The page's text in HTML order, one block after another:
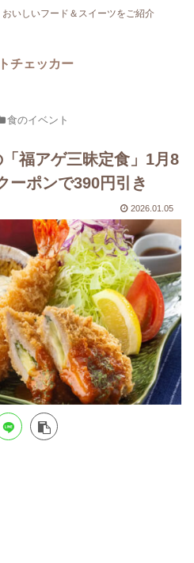
いしいフード＆スイーツをご紹介
チェッカー
食のイベント
福アゲ三昧定食」1月8
ーポンで390円引き
2026.01.05